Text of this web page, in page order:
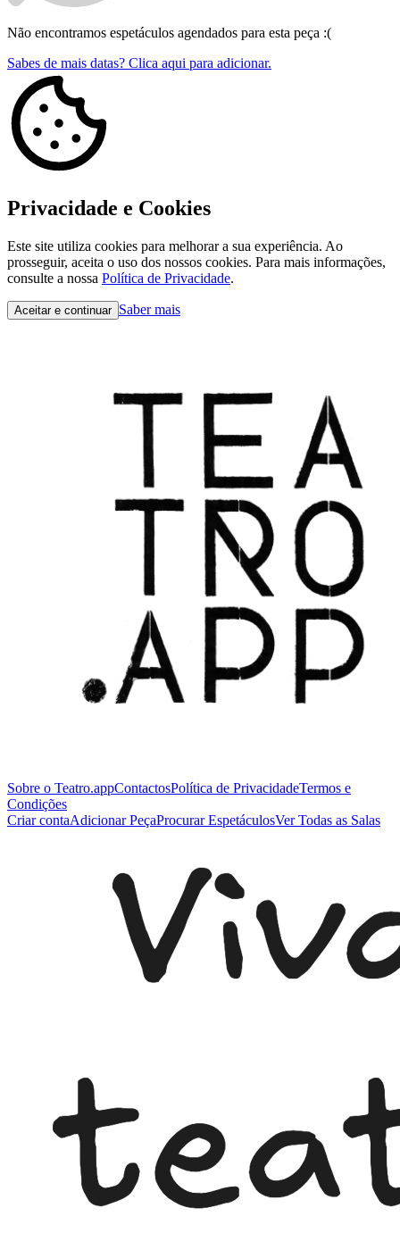
Não encontramos espetáculos agendados para esta peça :(
Sabes de mais datas? Clica aqui para adicionar.
Privacidade e Cookies
Este site utiliza cookies para melhorar a sua experiência. Ao
prosseguir, aceita o uso dos nossos cookies. Para mais informações,
consulte a nossa Política de Privacidade.
Aceitar e continuar Saber mais
Sobre o Teatro.appContactosPolítica de PrivacidadeTermos e
Condições
Criar contaAdicionar PeçaProcurar EspetáculosVer Todas as Salas